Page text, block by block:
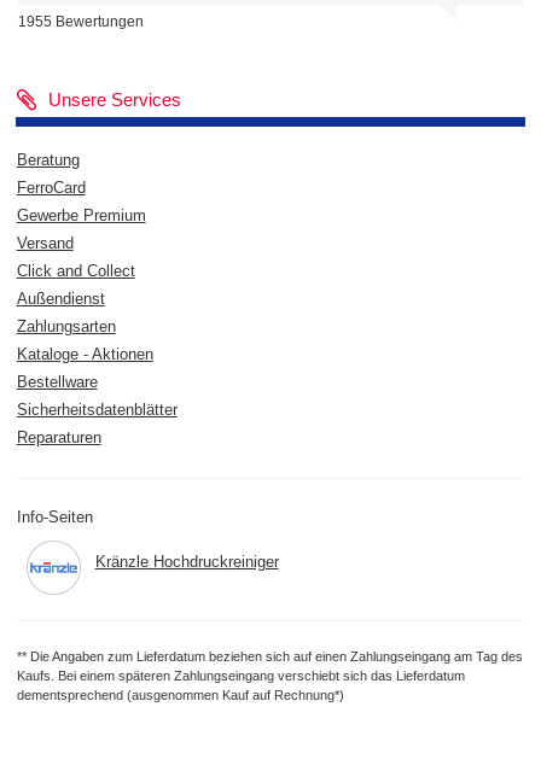
1955 Bewertungen
Unsere Services
Beratung
FerroCard
Gewerbe Premium
Versand
Click and Collect
Außendienst
Zahlungsarten
Kataloge - Aktionen
Bestellware
Sicherheitsdatenblätter
Reparaturen
Info-Seiten
Kränzle Hochdruckreiniger
** Die Angaben zum Lieferdatum beziehen sich auf einen Zahlungseingang am Tag des
Kaufs. Bei einem späteren Zahlungseingang verschiebt sich das Lieferdatum
dementsprechend (ausgenommen Kauf auf Rechnung*)